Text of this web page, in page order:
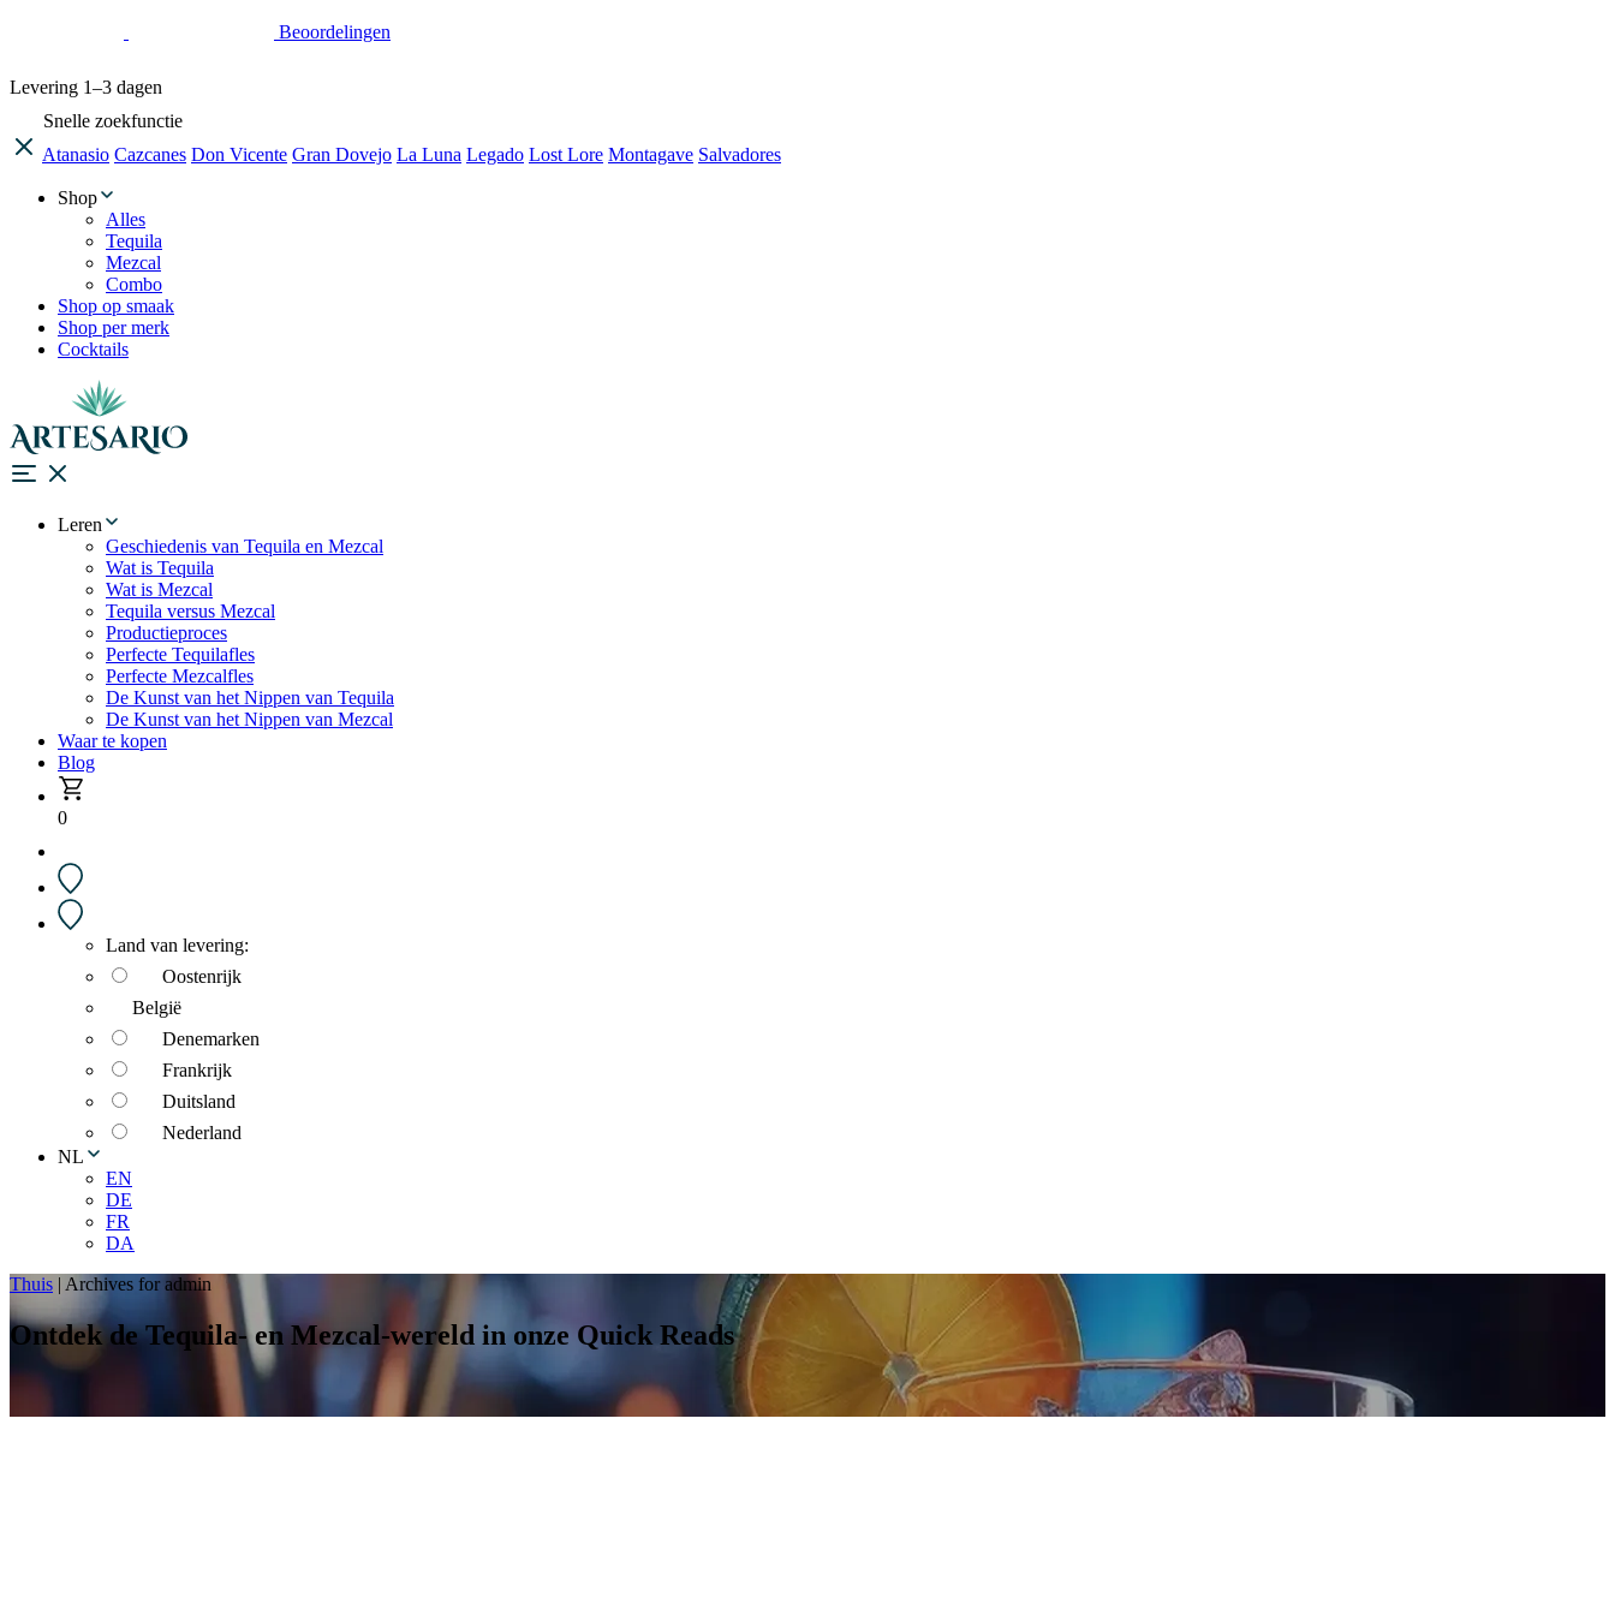
Beoordelingen
Levering 1–3 dagen
Snelle zoekfunctie
Atanasio Cazcanes Don Vicente Gran Dovejo La Luna Legado Lost Lore Montagave Salvadores
Shop
Alles
Tequila
Mezcal
Combo
Shop op smaak
Shop per merk
Cocktails
Leren
Geschiedenis van Tequila en Mezcal
Wat is Tequila
Wat is Mezcal
Tequila versus Mezcal
Productieproces
Perfecte Tequilafles
Perfecte Mezcalfles
De Kunst van het Nippen van Tequila
De Kunst van het Nippen van Mezcal
Waar te kopen
Blog
0
Land van levering:
Oostenrijk
België
Denemarken
Frankrijk
Duitsland
Nederland
NL
EN
DE
FR
DA
Thuis | Archives for admin
Ontdek de Tequila- en Mezcal-wereld in onze Quick Reads